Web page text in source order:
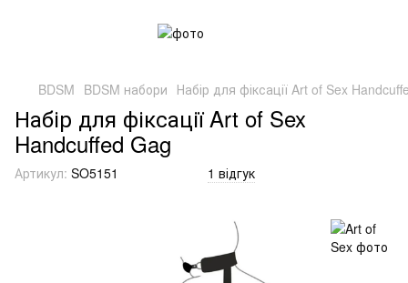
BDSM BDSM набори Набір для фіксації Art of Sex
Набір для фіксації Art of Sex
Handcuffed Gag
Артикул: SO5151 1 відгук